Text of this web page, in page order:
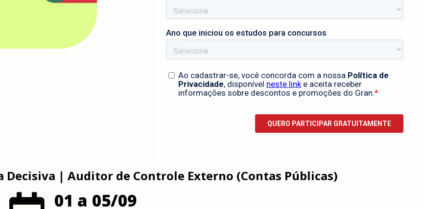
Decisiva | Auditor de Controle Externo (Contas Públicas)
01 a 05/09